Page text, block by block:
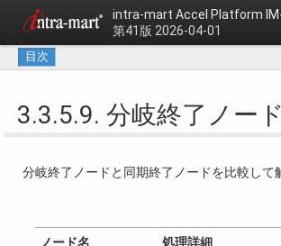
intra-mart Accel Platform
第41版 2026-04-01
目次
3.3.5.9. 分岐終了ノー
分岐終了ノードと同期終了ノードを比較して
ノード名 処理詳細